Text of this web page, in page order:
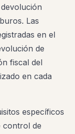
Las
en el
de
fiscal del
en cada
específicos
control de